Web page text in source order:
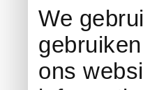
We
ons